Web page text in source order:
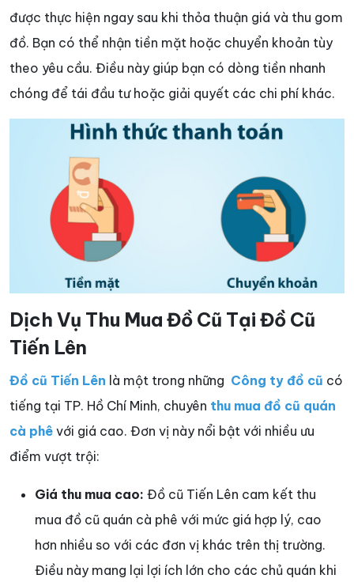
được thực hiện ngay sau khi thỏa thuận giá và thu gom
đồ. Bạn có thể nhận tiền mặt hoặc chuyển khoản tùy
theo yêu cầu. Điều này giúp bạn có dòng tiền nhanh
chóng để tái đầu tư hoặc giải quyết các chi phí khác.
Dịch Vụ Thu Mua Đồ Cũ Tại Đồ Cũ
Tiến Lên
Đồ cũ Tiến Lên là một trong những Công ty đồ cũ có
tiếng tại TP. Hồ Chí Minh, chuyên thu mua đồ cũ quán
cà phê với giá cao. Đơn vị này nổi bật với nhiều ưu
điểm vượt trội:
Giá thu mua cao: Đồ cũ Tiến Lên cam kết thu
mua đồ cũ quán cà phê với mức giá hợp lý, cao
hơn nhiều so với các đơn vị khác trên thị trường.
Điều này mang lại lợi ích lớn cho các chủ quán khi